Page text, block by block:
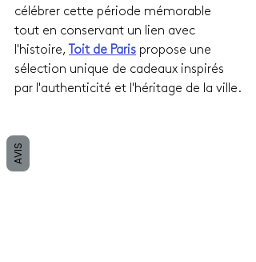
célébrer cette période mémorable
tout en conservant un lien avec
l'histoire,
Toit de Paris propose une
sélection unique de cadeaux inspirés
par l'authenticité et l'héritage de la ville.
AVIS